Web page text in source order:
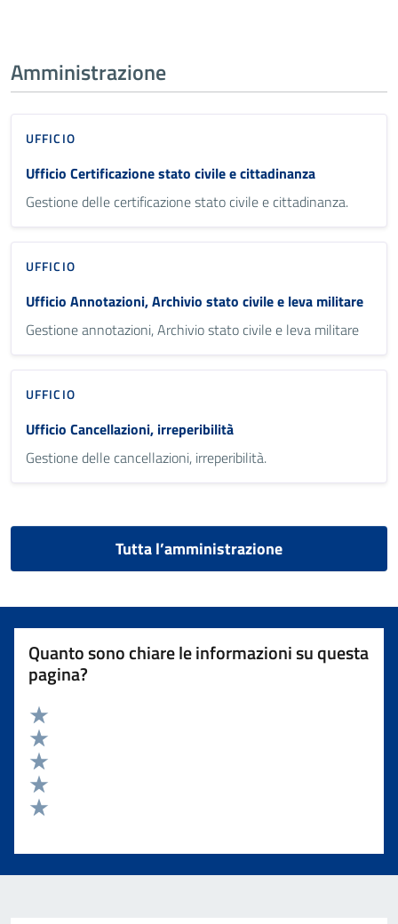
Amministrazione
UFFICIO
Ufficio Certificazione stato civile e cittadinanza
Gestione delle certificazione stato civile e cittadinanza.
UFFICIO
Ufficio Annotazioni, Archivio stato civile e leva militare
Gestione annotazioni, Archivio stato civile e leva militare
UFFICIO
Ufficio Cancellazioni, irreperibilità
Gestione delle cancellazioni, irreperibilità.
Tutta l’amministrazione
Quanto sono chiare le informazioni su questa
pagina?
Valuta 5 stelle su 5
Valuta 4 stelle su 5
Valuta 3 stelle su 5
Valuta 2 stelle su 5